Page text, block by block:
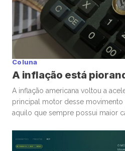
Coluna
A inflação está
A inflação americana voltou a
principal motor desse movimento
aquilo que sempre possui maior
de Ormuz trouxe novamente